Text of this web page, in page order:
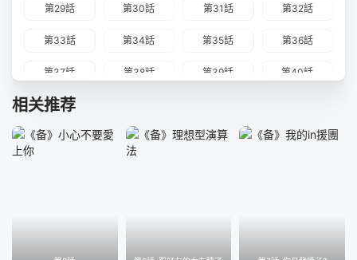
第29話 第30話 第31話 第32話
第33話 第34話 第35話 第36話
第37話 第38話 第39話 第40話
第41話
第45話 第46話 第47話 第48話
相关推荐